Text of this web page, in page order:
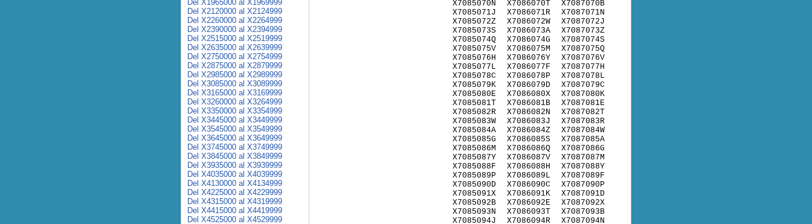
X7085070N
X7085071J
X7085072Z
X7085073S
X7085074Q
X7085075V
X7085076H
X7085077L
X7085078C
X7085079K
X7085080E
X7085081T
X7085082R
X7085083W
X7085084A
X7085085G
X7085086M
X7085087Y
X7085088F
X7085089P
X7085090D
X7085091X
X7085092B
X7085093N
X7085094J
X7086070T
X7086071R
X7086072W
X7086073A
X7086074G
X7086075M
X7086076Y
X7086077F
X7086078P
X7086079D
X7086080X
X7086081B
X7086082N
X7086083J
X7086084Z
X7086085S
X7086086Q
X7086087V
X7086088H
X7086089L
X7086090C
X7086091K
X7086092E
X7086093T
X7086094R
X7087070B
X7087071N
X7087072J
X7087073Z
X7087074S
X7087075Q
X7087076V
X7087077H
X7087078L
X7087079C
X7087080K
X7087081E
X7087082T
X7087083R
X7087084W
X7087085A
X7087086G
X7087087M
X7087088Y
X7087089F
X7087090P
X7087091D
X7087092X
X7087093B
X7087094N
Del X1965000 al X1969999
Del X2120000 al X2124999
Del X2260000 al X2264999
Del X2390000 al X2394999
Del X2515000 al X2519999
Del X2635000 al X2639999
Del X2750000 al X2754999
Del X2875000 al X2879999
Del X2985000 al X2989999
Del X3085000 al X3089999
Del X3165000 al X3169999
Del X3260000 al X3264999
Del X3350000 al X3354999
Del X3445000 al X3449999
Del X3545000 al X3549999
Del X3645000 al X3649999
Del X3745000 al X3749999
Del X3845000 al X3849999
Del X3935000 al X3939999
Del X4035000 al X4039999
Del X4130000 al X4134999
Del X4225000 al X4229999
Del X4315000 al X4319999
Del X4415000 al X4419999
Del X4525000 al X4529999